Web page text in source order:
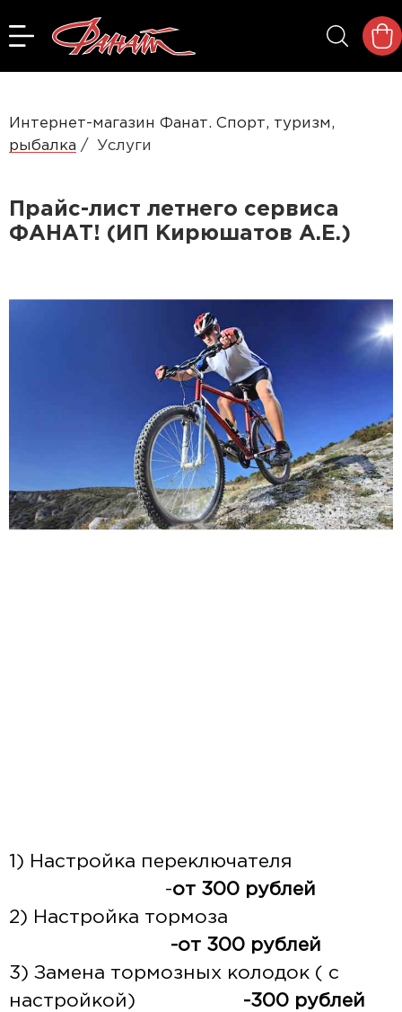
Интернет-магазин Фанат. Спорт, туризм,
рыбалка
Услуги
Прайс-лист летнего сервиса
ФАНАТ! (ИП Кирюшатов А.Е.)
1) Настройка переключателя
-от 300 рублей
2) Настройка тормоза
-от 300 рублей
3) Замена тормозных колодок ( с
настройкой) -300 рублей